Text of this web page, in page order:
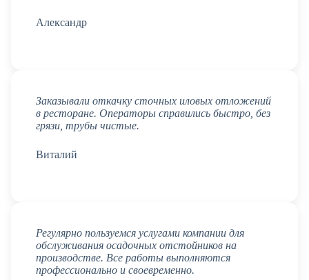
Александр
Заказывали откачку сточных иловых отложений
в ресторане. Операторы справились быстро, без
грязи, трубы чистые.
Виталий
Регулярно пользуемся услугами компании для
обслуживания осадочных отстойников на
производстве. Все работы выполняются
профессионально и своевременно.